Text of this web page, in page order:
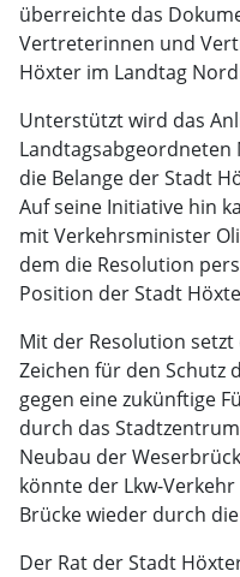
überreichte das
Vertreterinnen und
Höxter im Landtag
Unterstützt wird das
Landtagsabgeordneten
die Belange der Stadt
Auf seine Initiative hin
mit Verkehrsminister
dem die Resolution
Position der Stadt
Mit der Resolution
Zeichen für den Schutz
gegen eine zukünftige
durch das
Neubau der
könnte der Lkw-
Brücke wieder durch
Der Rat der Stadt